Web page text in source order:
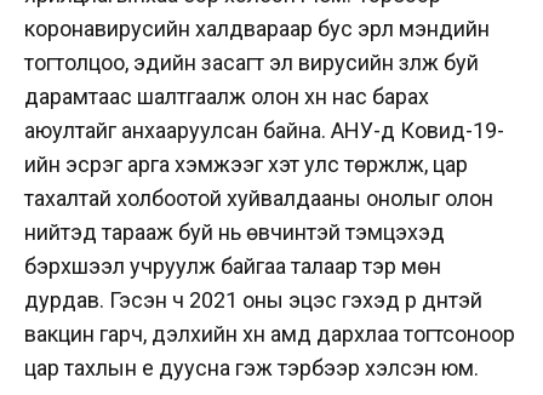
коронавирусийн халдвараар бус эрүүл мэндийн
тогтолцоо, эдийн засагт эл вирусийн үзүүлж буй
дарамтаас шалтгаалж олон хүн нас барах
аюултайг анхааруулсан байна. АНУ-д Ковид-19-
ийн эсрэг арга хэмжээг хэт улс төржүүлж, цар
тахалтай холбоотой хуйвалдааны онолыг олон
нийтэд тарааж буй нь өвчинтэй тэмцэхэд
бэрхшээл учруулж байгаа талаар тэр мөн
дурдав. Гэсэн ч 2021 оны эцэс гэхэд үр дүнтэй
вакцин гарч, дэлхийн хүн амд дархлаа тогтсоноор
цар тахлын үе дуусна гэж тэрбээр хэлсэн юм.